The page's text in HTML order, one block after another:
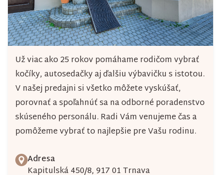
Už viac ako 25 rokov pomáhame rodičom vybrať
kočíky, autosedačky aj ďalšiu výbavičku s istotou.
V našej predajni si všetko môžete vyskúšať,
porovnať a spoľahnúť sa na odborné poradenstvo
skúseného personálu. Radi Vám venujeme čas a
pomôžeme vybrať to najlepšie pre Vašu rodinu.
Adresa
Kapitulská 450/8, 917 01 Trnava